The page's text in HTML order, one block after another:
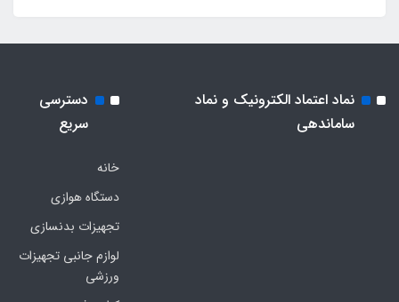
نماد اعتماد الکترونیک و نماد
ساماندهی
دسترسی
سریع
خانه
دستگاه هوازی
تجهیزات بدنسازی
لوازم جانبی تجهیزات
ورزشی